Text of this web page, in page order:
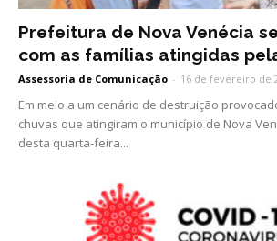
Prefeitura de Nova Venécia
com as famílias atingidas
Assessoria de Comunicação - 16 de fevereiro de
Em meio a um cenário de destruição
chuvas que atingiram o município de Nova
desta quarta-feira...